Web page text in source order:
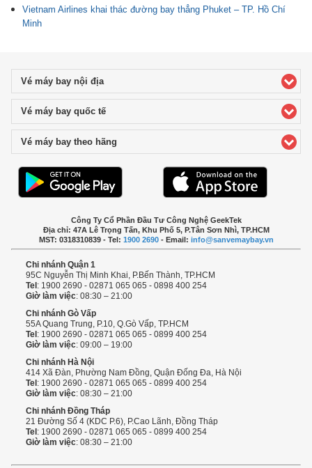
Vietnam Airlines khai thác đường bay thẳng Phuket – TP. Hồ Chí
Minh
Vé máy bay nội địaclick to expand contents
Vé máy bay quốc tếclick to expand contents
Vé máy bay theo hãng
Công Ty Cổ Phần Đầu Tư Công Nghệ GeekTek
Địa chỉ: 47A Lê Trọng Tấn, Khu Phố 5, P.Tân Sơn Nhì, TP.HCM
MST: 0318310839 - Tel: 1900 2690- Email: info@sanvemaybay.vn
Chi nhánh Quận 1
95C Nguyễn Thị Minh Khai, P.Bến Thành, TP.HCM
Tel : 1900 2690 - 02871 065 065 - 0898 400 254
Giờ làm việc: 08:30 – 21:00
Chi nhánh Gò Vấp
55A Quang Trung, P.10, Q.Gò Vấp, TP.HCM
Tel : 1900 2690 - 02871 065 065 - 0899 400 254
Giờ làm việc: 09:00 – 19:00
Chi nhánh Hà Nội
414 Xã Đàn, Phường Nam Đồng, Quận Đống Đa, Hà Nội
Tel : 1900 2690 - 02871 065 065 - 0899 400 254
Giờ làm việc: 08:30 – 21:00
Chi nhánh Đồng Tháp
21 Đường Số 4 (KDC P.6), P.Cao Lãnh, Đồng Tháp
Tel : 1900 2690 - 02871 065 065 - 0899 400 254
Giờ làm việc: 08:30 – 21:00